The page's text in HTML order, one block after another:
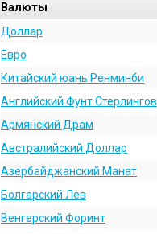
Валюты
Доллар
Евро
Китайский юань Ренминби
Английский Фунт Стерлингов
Армянский Драм
Австралийский Доллар
Азербайджанский Манат
Болгарский Лев
Венгерский Форинт